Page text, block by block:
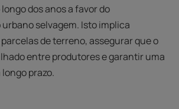
dos anos a favor do
selvagem. Isto implica
de terreno, assegurar que o
entre produtores e garantir uma
prazo.